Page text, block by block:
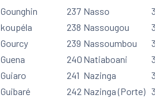
Gounghin
koupéla
Gourcy
Guena
Guiaro
Guibaré
237
238
239
240
241
242
Nasso
Nassougou
Nassoumbou
Natiaboani
Nazinga
Nazinga (Porte)
341